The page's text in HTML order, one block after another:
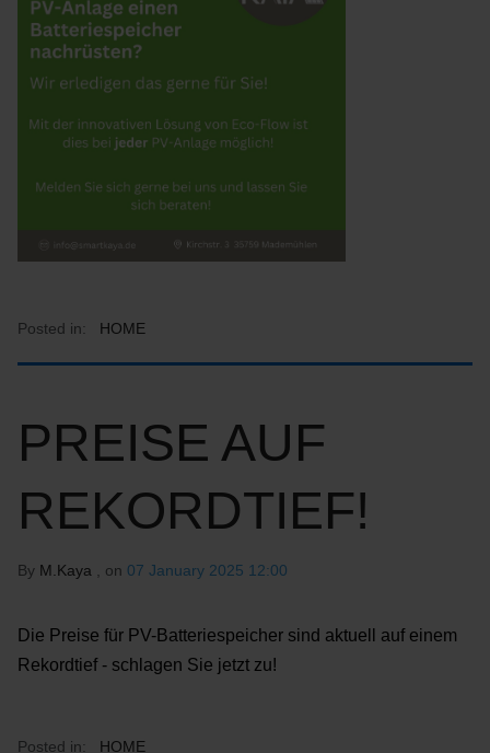
Posted in: HOME
PREISE AUF
REKORDTIEF!
By M.Kaya , on 07 January 2025 12:00
Die Preise für PV-Batteriespeicher sind aktuell auf einem
Rekordtief - schlagen Sie jetzt zu!
Posted in: HOME